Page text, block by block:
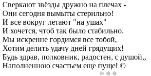
Сверкают звёзды дружно на плечах -
Они сегодня вымыты стерильно!
И все вокруг летают "на ушах"
И хочется, чтоб так было стабильно.
Мы искренне гордимся все тобой,
Хотим делить удачу дней грядущих!
Будь здрав, полковник, радостен, с душой,,
Наполненною счастьем еще пуще! ©